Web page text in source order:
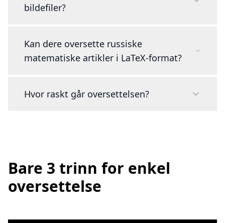
bildefiler?
Kan dere oversette russiske
matematiske artikler i LaTeX-format?
Hvor raskt går oversettelsen?
Bare 3 trinn for enkel
oversettelse